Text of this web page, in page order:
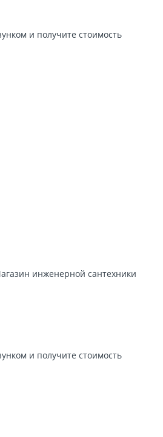
и получите стоимость
и получите стоимость